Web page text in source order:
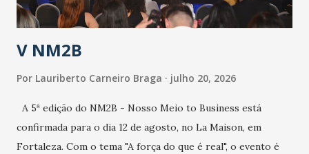
população e ao sistema de saúde. “Precisamos saber fazer a
estratificação do risco da doença, para não so...
V NM2B
Por Lauriberto Carneiro Braga julho 20, 2026
A 5ª edição do NM2B - Nosso Meio to Business está
confirmada para o dia 12 de agosto, no La Maison, em
Fortaleza. Com o tema "A força do que é real", o evento é